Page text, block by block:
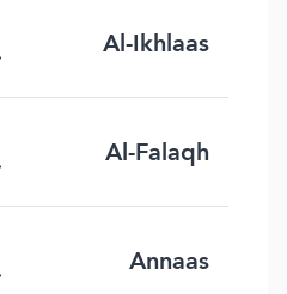
Al-Ikhlaas
Al-Falaqh
Annaas